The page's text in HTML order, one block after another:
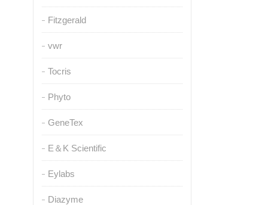
Fitzgerald
vwr
Tocris
Phyto
GeneTex
E＆K Scientific
Eylabs
Diazyme